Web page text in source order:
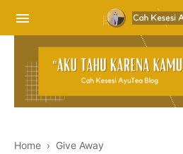
Home › Give Away